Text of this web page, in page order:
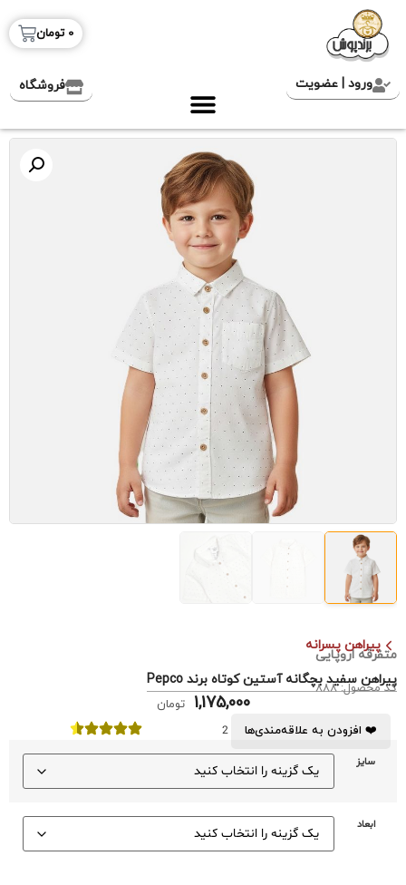
0 تومان
ورود | عضویت فروشگاه
پیراهن پسرانه
متفرقه اروپایی
پیراهن سفید بچگانه آستین کوتاه برند Pepco
کد محصول: 888
1,175,000
تومان
❤️ افزودن به علاقه‌مندی‌ها
2
سایز
ابعاد